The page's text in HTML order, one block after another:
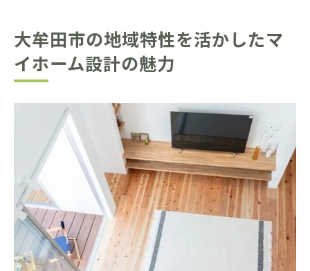
大牟田市の地域特性を活かしたマ
イホーム設計の魅力